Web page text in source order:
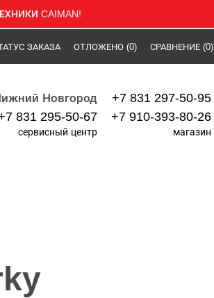
CAIMAN!
ЗАКАЗА ОТЛОЖЕНО (0) СРАВНЕНИЕ (0)
Новгород
831 295-50-67
сервисный центр
+7 831 297-50-95
+7 910-393-80-26
магазин